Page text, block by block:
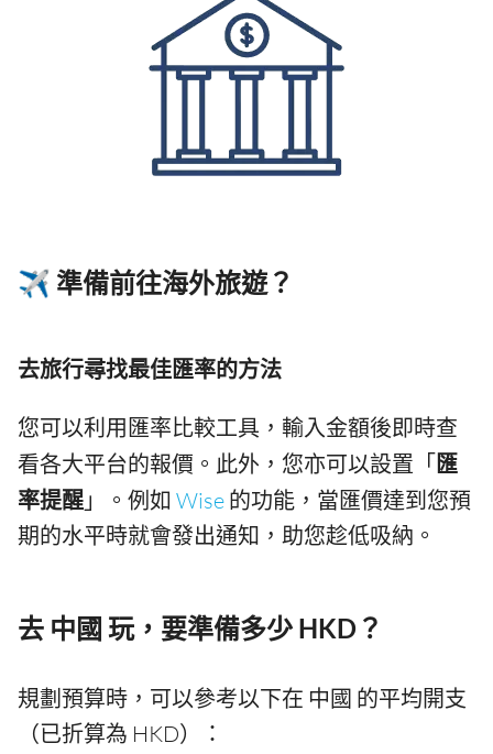
✈️ 準備前往海外旅遊？
去旅行尋找最佳匯率的方法
您可以利用匯率比較工具，輸入金額後即時查
看各大平台的報價。此外，您亦可以設置「匯
率提醒 」。例如 Wise 的功能，當匯價達到您預
期的水平時就會發出通知，助您趁低吸納。
去 中國 玩，要準備多少 HKD？
規劃預算時，可以參考以下在 中國 的平均開支
（已折算為 HKD）：